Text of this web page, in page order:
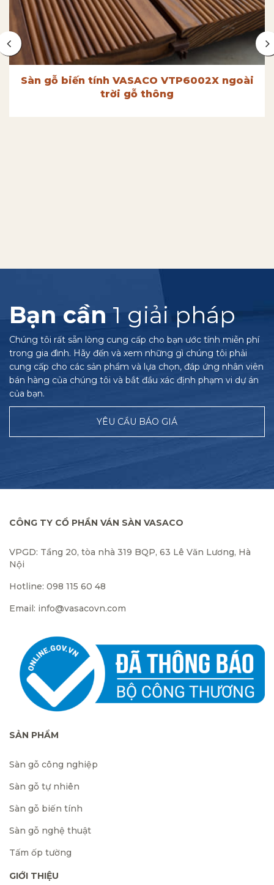
Sàn gỗ biến tính VASACO VTP6002X ngoài
trời gỗ thông
Bạn cần 1 giải pháp
Chúng tôi rất sẵn lòng cung cấp cho bạn ước tính miễn phí
trong gia đình. Hãy đến và xem những gì chúng tôi phải
cung cấp cho các sản phẩm và lựa chọn, đáp ứng nhân viên
bán hàng của chúng tôi và bắt đầu xác định phạm vi dự án
của bạn.
YÊU CẦU BÁO GIÁ
CÔNG TY CỔ PHẦN VÁN SÀN VASACO
VPGD: Tầng 20, tòa nhà 319 BQP, 63 Lê Văn Lương, Hà
Nội
Hotline: 098 115 60 48
Email: info@vasacovn.com
SẢN PHẨM
Sàn gỗ công nghiệp
Sàn gỗ tự nhiên
Sàn gỗ biến tính
Sàn gỗ nghệ thuật
Tấm ốp tường
GIỚI THIỆU